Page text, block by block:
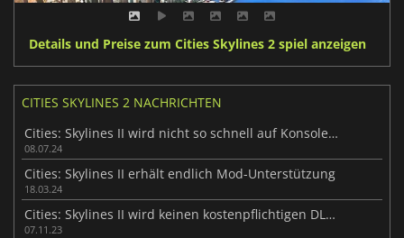
Details und Preise zum Cities Skylines 2 spiel anzeigen
CITIES SKYLINES 2 NACHRICHTEN
Cities: Skylines II wird nicht so schnell auf Konsolen erscheinen
08.07.24
Cities: Skylines II erhält endlich Mod-Unterstützung
18.03.24
Cities: Skylines II wird keinen kostenpflichtigen DLC haben, bis das Problem behoben ist
07.11.23